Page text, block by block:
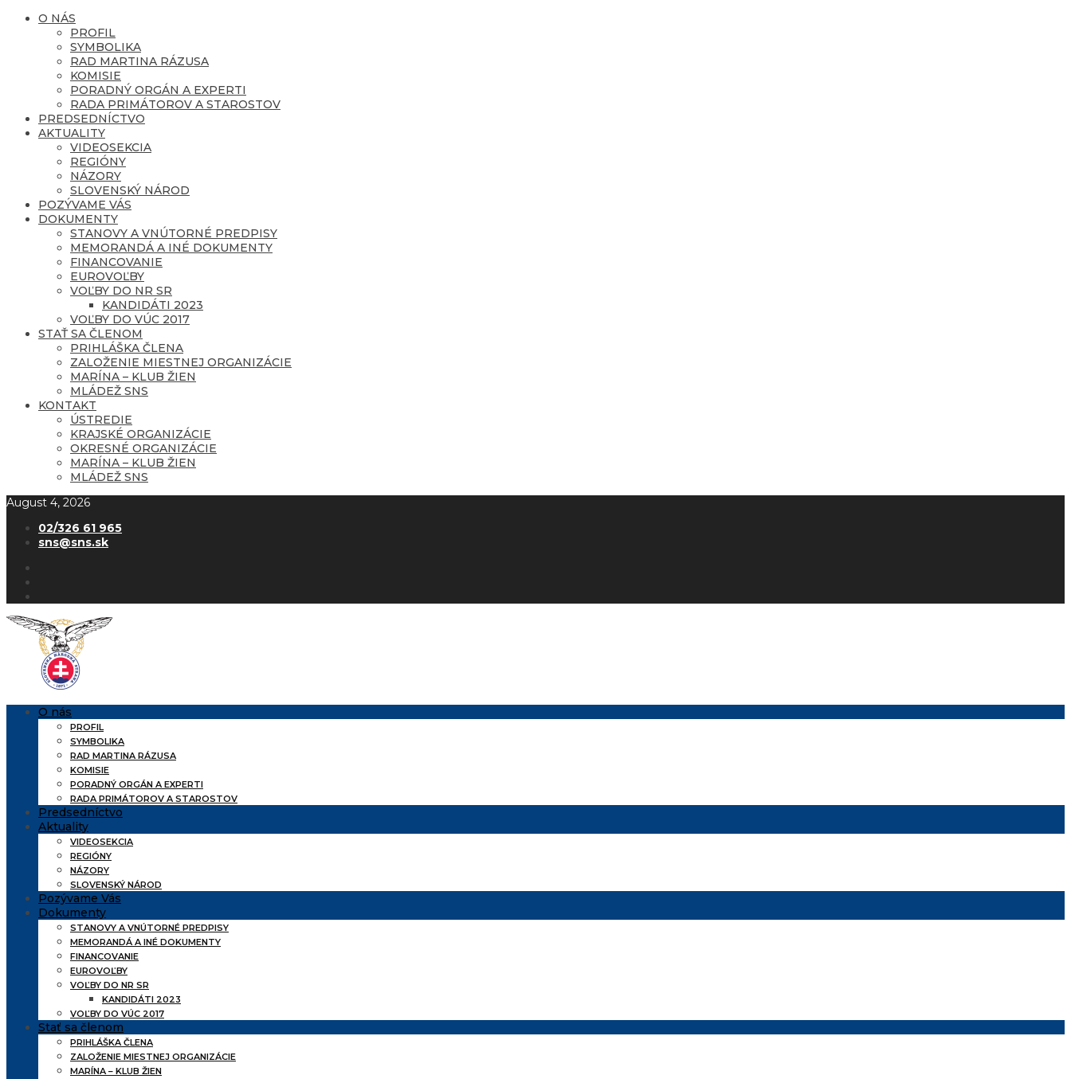
O NÁS
PROFIL
SYMBOLIKA
RAD MARTINA RÁZUSA
KOMISIE
PORADNÝ ORGÁN A EXPERTI
RADA PRIMÁTOROV A STAROSTOV
PREDSEDNÍCTVO
AKTUALITY
VIDEOSEKCIA
REGIÓNY
NÁZORY
SLOVENSKÝ NÁROD
POZÝVAME VÁS
DOKUMENTY
STANOVY A VNÚTORNÉ PREDPISY
MEMORANDÁ A INÉ DOKUMENTY
FINANCOVANIE
EUROVOĽBY
VOĽBY DO NR SR
KANDIDÁTI 2023
VOĽBY DO VÚC 2017
STAŤ SA ČLENOM
PRIHLÁŠKA ČLENA
ZALOŽENIE MIESTNEJ ORGANIZÁCIE
MARÍNA – KLUB ŽIEN
MLÁDEŽ SNS
KONTAKT
ÚSTREDIE
KRAJSKÉ ORGANIZÁCIE
OKRESNÉ ORGANIZÁCIE
MARÍNA – KLUB ŽIEN
MLÁDEŽ SNS
August 4, 2026
02/326 61 965
sns@sns.sk
O nás
PROFIL
SYMBOLIKA
RAD MARTINA RÁZUSA
KOMISIE
PORADNÝ ORGÁN A EXPERTI
RADA PRIMÁTOROV A STAROSTOV
Predsedníctvo
Aktuality
VIDEOSEKCIA
REGIÓNY
NÁZORY
SLOVENSKÝ NÁROD
Pozývame Vás
Dokumenty
STANOVY A VNÚTORNÉ PREDPISY
MEMORANDÁ A INÉ DOKUMENTY
FINANCOVANIE
EUROVOĽBY
VOĽBY DO NR SR
KANDIDÁTI 2023
VOĽBY DO VÚC 2017
Stať sa členom
PRIHLÁŠKA ČLENA
ZALOŽENIE MIESTNEJ ORGANIZÁCIE
MARÍNA – KLUB ŽIEN